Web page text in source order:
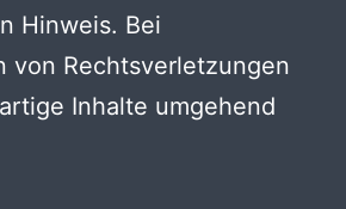
Hinweis. Bei
von Rechtsverletzungen
Inhalte umgehend